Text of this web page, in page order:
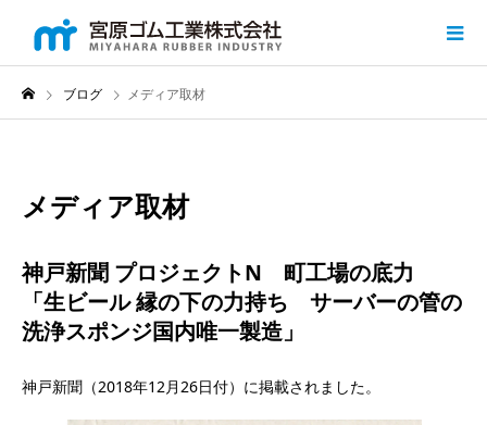
ブログ メディア取材
メディア取材
神戸新聞 プロジェクトN 町工場の底力
「生ビール 縁の下の力持ち サーバーの管の
洗浄スポンジ国内唯一製造」
神戸新聞（2018年12月26日付）に掲載されました。